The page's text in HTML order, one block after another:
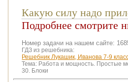
Какую силу надо
Подробнее смотрите
Номер задачи на нашем сайте:
ГДЗ из решебника:
Решебник Лукашик, Иванова 7-9
Тема: Работа и мощность. Простые
30. Блоки